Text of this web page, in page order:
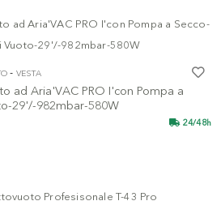
- VESTA
ad Aria'VAC PRO I'con Pompa a
29'/-982mbar-580W
24/48h